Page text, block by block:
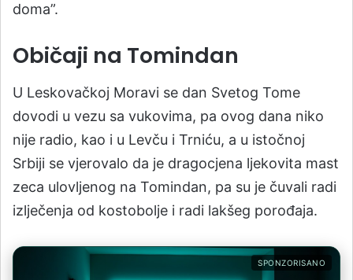
doma”.
Običaji na Tomindan
U Leskovačkoj Moravi se dan Svetog Tome
dovodi u vezu sa vukovima, pa ovog dana niko
nije radio, kao i u Levču i Trniću, a u istočnoj
Srbiji se vjerovalo da je dragocjena ljekovita mast
zeca ulovljenog na Tomindan, pa su je čuvali radi
izlječenja od kostobolje i radi lakšeg porođaja.
SPONZORISANO